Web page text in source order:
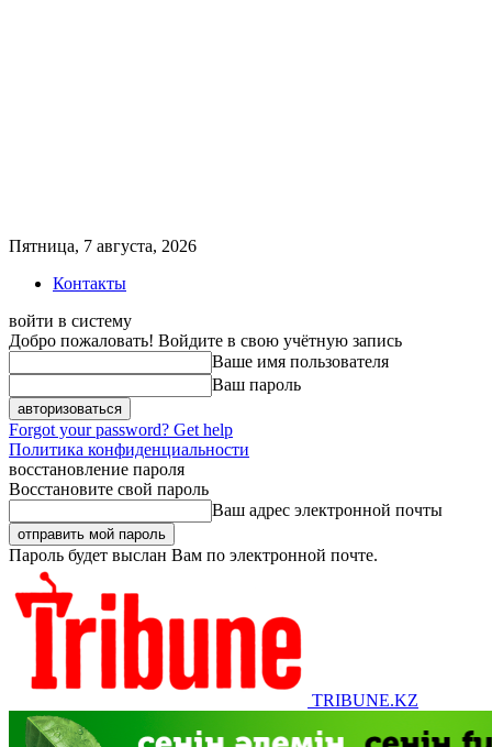
Пятница, 7 августа, 2026
Контакты
войти в систему
Добро пожаловать! Войдите в свою учётную запись
Ваше имя пользователя
Ваш пароль
Forgot your password? Get help
Политика конфиденциальности
восстановление пароля
Восстановите свой пароль
Ваш адрес электронной почты
Пароль будет выслан Вам по электронной почте.
TRIBUNE.KZ